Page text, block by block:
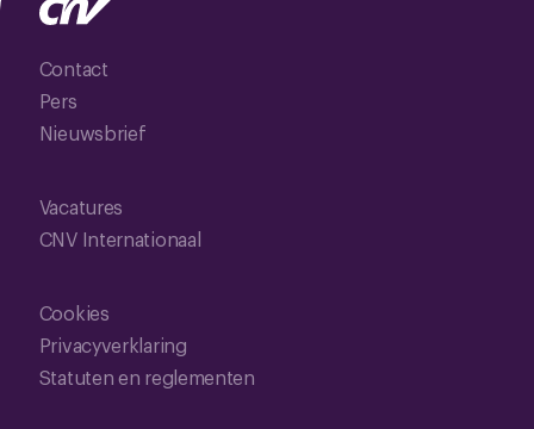
Contact
Pers
Nieuwsbrief
Vacatures
CNV Internationaal
Cookies
Privacyverklaring
Statuten en reglementen